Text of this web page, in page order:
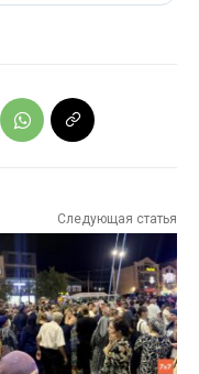
Следующая статья